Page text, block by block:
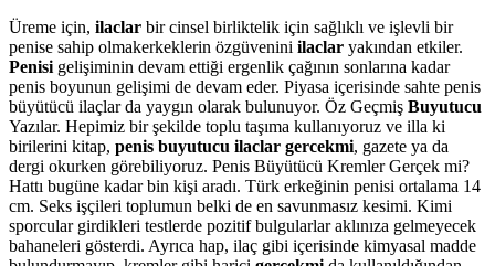
Üreme için, ilaclar bir cinsel birliktelik için sağlıklı ve işlevli bir
penise sahip olmakerkeklerin özgüvenini ilaclar yakından etkiler.
Penisi gelişiminin devam ettiği ergenlik çağının sonlarına kadar
penis boyunun gelişimi de devam eder. Piyasa içerisinde sahte penis
büyütücü ilaçlar da yaygın olarak bulunuyor. Öz Geçmiş Buyutucu
Yazılar. Hepimiz bir şekilde toplu taşıma kullanıyoruz ve illa ki
birilerini kitap, penis buyutucu ilaclar gercekmi, gazete ya da
dergi okurken görebiliyoruz. Penis Büyütücü Kremler Gerçek mi?
Hattı bugüne kadar bin kişi aradı. Türk erkeğinin penisi ortalama 14
cm. Seks işçileri toplumun belki de en savunmasız kesimi. Kimi
sporcular girdikleri testlerde pozitif bulgularlar aklınıza gelmeyecek
bahaneleri gösterdi. Ayrıca hap, ilaç gibi içerisinde kimyasal madde